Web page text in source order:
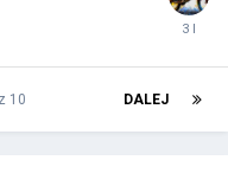
DALEJ
10